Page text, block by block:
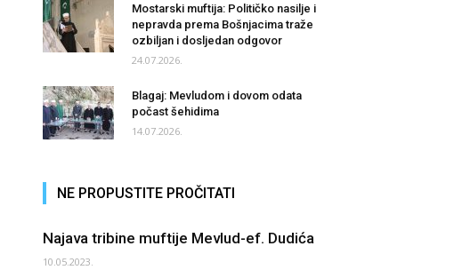
Mostarski muftija: Političko nasilje i
nepravda prema Bošnjacima traže
ozbiljan i dosljedan odgovor
24.07.2026.
Blagaj: Mevludom i dovom odata
počast šehidima
14.07.2026.
NE PROPUSTITE PROČITATI
Najava tribine muftije Mevlud-ef. Dudića
10.05.2023.